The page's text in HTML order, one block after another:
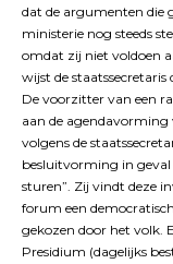
dat de argumenten die
ministerie nog steeds
omdat zij niet voldoen
wijst de
De voorzitter van een
aan de
volgens de
besluitvorming in
sturen”. Zij vindt deze
forum een
gekozen door het volk.
Presidium (dagelijks